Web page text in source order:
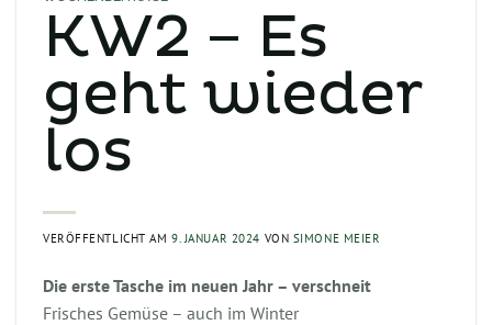
KW2 – Es
geht wieder
los
VERÖFFENTLICHT AM9. JANUAR 2024 VON SIMONE MEIER
Die erste Tasche im neuen Jahr – verschneit
Frisches Gemüse – auch im Winter